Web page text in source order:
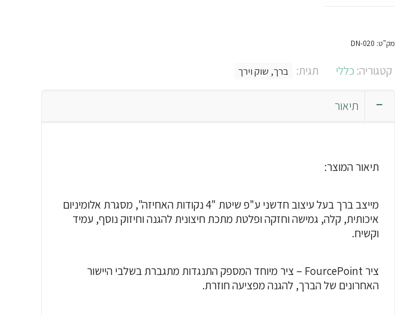
מק"ט: DN-020
קטגוריה: כללי תגית: ברך, שוק וירך
תיאור
תיאור המוצר:
מייצב ברך בעל עיצוב חדשני ע"פ שיטת "4 נקודות האחיזה", מסגרת אלומיניום
איכותית, קלה, גמישה וחזקה ופלטת מתכת חיצונית להגנה וחיזוק נוסף, עמיד
וקשיח.
ציר FourcePoint – ציר מיוחד המספק התנגדות מתגברת בשלבי היישור
האחרונים של הברך, להגנה מפציעה חוזרת.